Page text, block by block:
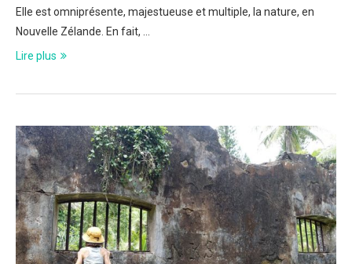
Elle est omniprésente, majestueuse et multiple, la nature, en
Nouvelle Zélande. En fait, …
Lire plus